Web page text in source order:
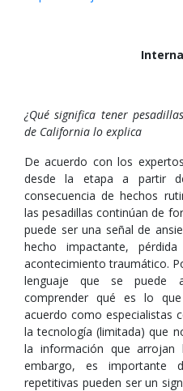
¿Qué significa tener
de California lo explica
De acuerdo con los
desde la etapa a partir
consecuencia de hechos
las pesadillas continúan de
puede ser una señal de
hecho impactante,
acontecimiento traumático.
lenguaje que se puede
comprender qué es lo
acuerdo como especialistas
la tecnología (limitada) que
la información que arrojan
embargo, es importante
repetitivas pueden ser un